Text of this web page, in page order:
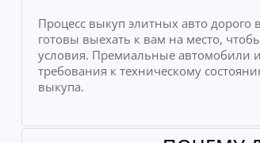
Процесс выкуп элитных авто
готовы выехать к вам на место,
условия. Премиальные автомобили
требования к техническому
выкупа.